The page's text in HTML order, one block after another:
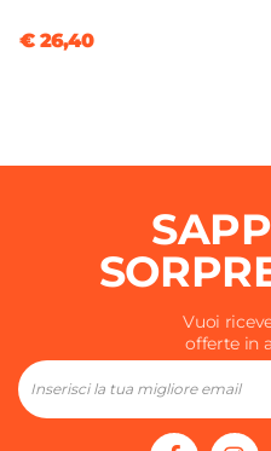
€ 26,40
Vuoi
offerte in